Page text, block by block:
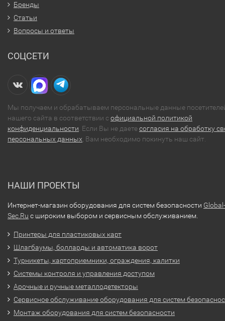
Бренды
Статьи
Вопросы и ответы
СОЦСЕТИ
Мы получаем и обрабатываем персональные данные
нашего сайта в соответствии софициальной политикой
конфиденциальности . Если Вы не даетесогласия на обработку
персональных данных , Вам необходимо покинуть наш сайт.
НАШИ ПРОЕКТЫ
Интернет-магазин оборудования для систем безопасности Global-
Sec.Ru с широким выбором и сервисным обслуживанием.
Принтеры для пластиковых карт
Шлагбаумы, болларды и автоматика ворот
Турникеты, картоприемники, ограждения, калитки
Системы контроля и управления доступом
Арочные и ручные металлодетекторы
Сервисное обслуживание оборудования для систем
Монтаж оборудования для систем безопасности